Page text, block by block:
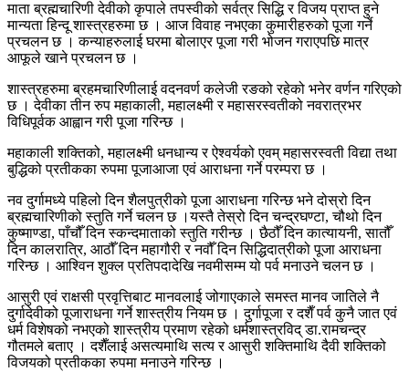
माता ब्रह्मचारिणी देवीको कृपाले तपस्वीको सर्वत्र सिद्धि र विजय प्राप्त हुने
मान्यता हिन्दू शास्त्रहरुमा छ । आज विवाह नभएका कुमारीहरुको पूजा गर्ने
प्रचलन छ । कन्याहरुलाई घरमा बोलाएर पूजा गरी भोजन गराएपछि मात्र
आफूले खाने प्रचलन छ ।
शास्त्रहरुमा ब्रहमचारिणीलाई वदनवर्ण कलेजी रङको रहेको भनेर वर्णन गरिएको
छ । देवीका तीन रुप महाकाली, महालक्ष्मी र महासरस्वतीको नवरात्रभर
विधिपूर्वक आह्वान गरी पूजा गरिन्छ ।
महाकाली शक्तिको, महालक्ष्मी धनधान्य र ऐश्वर्यको एवम् महासरस्वती विद्या तथा
बुद्धिको प्रतीकका रुपमा पूजाआजा एवं आराधना गर्ने परम्परा छ ।
नव दुर्गामध्ये पहिलो दिन शैलपुत्रीको पूजा आराधना गरिन्छ भने दोस्रो दिन
ब्रह्मचारिणीको स्तुति गर्ने चलन छ ।यस्तै तेस्रो दिन चन्द्रघण्टा, चौथो दिन
कुष्माण्डा, पाँचौँ दिन स्कन्दमाताको स्तुति गरीन्छ । छैठौँ दिन कात्यायनी, सातौँ
दिन कालरात्रि, आठौँ दिन महागौरी र नवौँ दिन सिद्धिदात्रीको पूजा आराधना
गरिन्छ । आश्विन शुक्ल प्रतिपदादेखि नवमीसम्म यो पर्व मनाउने चलन छ ।
आसुरी एवं राक्षसी प्रवृत्तिबाट मानवलाई जोगाएकाले समस्त मानव जातिले नै
दुर्गादेवीको पूजाराधना गर्ने शास्त्रीय नियम छ । दुर्गापूजा र दशैँ पर्व कुनै जात एवं
धर्म विशेषको नभएको शास्त्रीय प्रमाण रहेको धर्मशास्त्रविद् डा.रामचन्द्र
गौतमले बताए । दशैँलाई असत्यमाथि सत्य र आसुरी शक्तिमाथि दैवी शक्तिको
विजयको प्रतीकका रुपमा मनाउने गरिन्छ ।